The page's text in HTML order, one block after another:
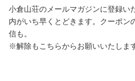
小倉山荘のメールマガジンに登録い
内がいち早くとどきます。クーポン
信も。
※解除もこちらからお願いいたしま